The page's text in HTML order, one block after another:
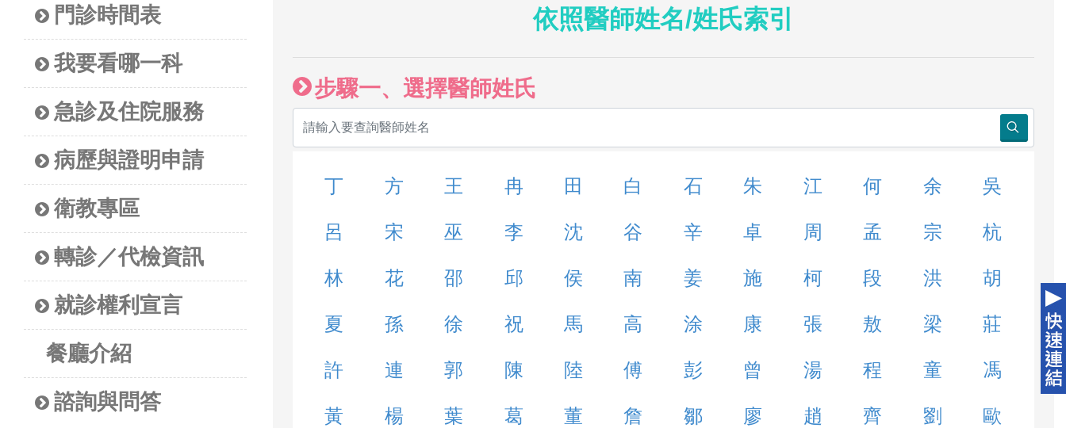
門診時間表
我要看哪一科
急診及住院服務
病歷與證明申請
衛教專區
轉診／代檢資訊
就診權利宣言
餐廳介紹
諮詢與問答
依照醫師姓名/姓氏索引
步驟一、選擇醫師姓氏
丁 方 王 冉 田 白 石 朱 江 何 余 吳
呂 宋 巫 李 沈 谷 辛 卓 周 孟 宗 杭
林 花 邵 邱 侯 南 姜 施 柯 段 洪 胡
夏 孫 徐 祝 馬 高 涂 康 張 敖 梁 莊
許 連 郭 陳 陸 傅 彭 曾 湯 程 童 馮
黃 楊 葉 葛 董 詹 鄒 廖 趙 齊 劉 歐